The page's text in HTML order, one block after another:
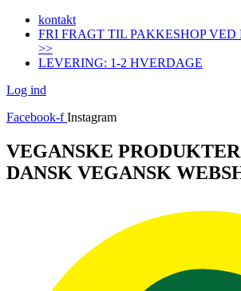
Videre
indhold
kontakt
FRI FRAGT TIL PAKKESHOP
>>
LEVERING: 1-2 HVERDAGE
Log ind
Facebook-f Instagram
VEGANSKE
DANSK VEGANSK